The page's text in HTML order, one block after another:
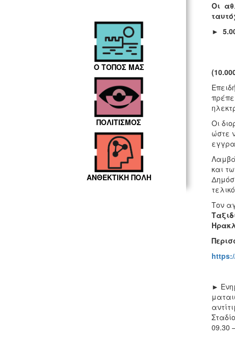
Ο ΤΟΠΟΣ ΜΑΣ
ΠΟΛΙΤΙΣΜΟΣ
ΑΝΘΕΚΤΙΚΗ ΠΟΛΗ
Οι
►
Με
Οι
ώστε
και
Τον
►
09.30